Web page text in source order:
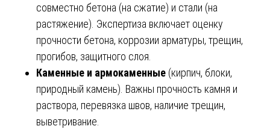
совместно бетона (на сжатие) и стали (на
растяжение). Экспертиза включает оценку
прочности бетона, коррозии арматуры, трещин,
прогибов, защитного слоя.
Каменные и армокаменные (кирпич, блоки,
природный камень). Важны прочность камня и
раствора, перевязка швов, наличие трещин,
выветривание.